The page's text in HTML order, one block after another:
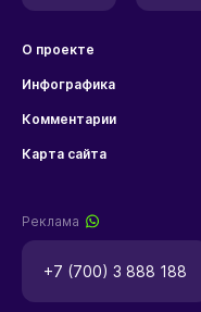
О проекте
Инфографика
Комментарии
Карта сайта
Реклама
+7 (700) 3 888 188